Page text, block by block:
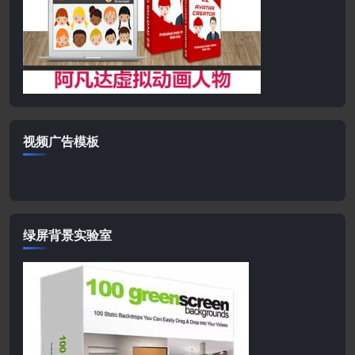
视频广告模板
绿屏背景实验室